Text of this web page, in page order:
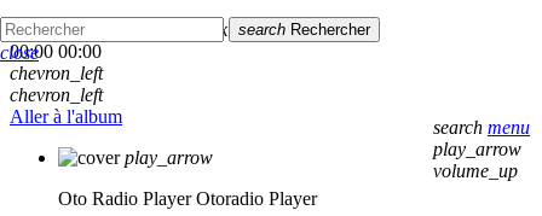
skip_previous
skip_next
00:00 00:00
chevron_left
chevron_left
Aller à l'album
play_arrow
Oto Radio Player Otoradio Player
search menu
play_arrow
volume_up
search Rechercher
close